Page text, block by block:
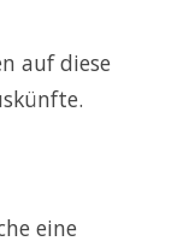
auf diese
eine